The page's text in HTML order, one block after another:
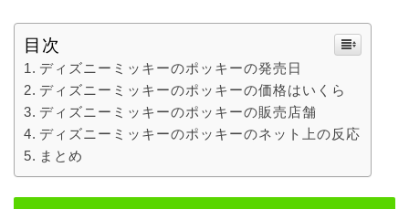
目次
ディズニーミッキーのポッキーの発売日
ディズニーミッキーのポッキーの価格はいくら
ディズニーミッキーのポッキーの販売店舗
ディズニーミッキーのポッキーのネット上の反応
まとめ